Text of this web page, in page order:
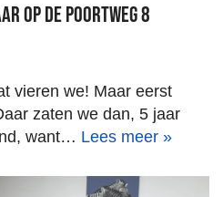
op de Poortweg 8
vieren we! Maar eerst
zaten we dan, 5 jaar
want… Lees meer »